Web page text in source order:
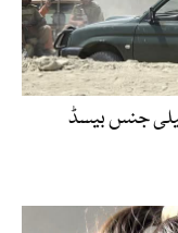
جنس بیسڈ